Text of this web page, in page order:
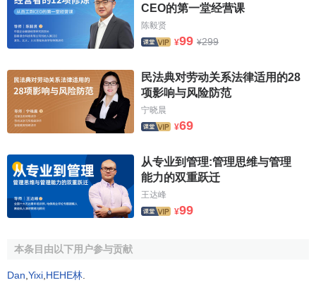
CEO的第一堂经营课
陈毅贤
¥99 ¥299
民法典对劳动关系法律适用的28
项影响与风险防范
宁晓晨
¥69
从专业到管理:管理思维与管理
能力的双重跃迁
王达峰
¥99
本条目由以下用户参与贡献
Dan Yixi HEHE林